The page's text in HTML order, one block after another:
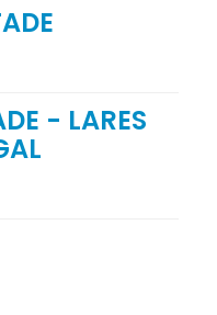
- LARES